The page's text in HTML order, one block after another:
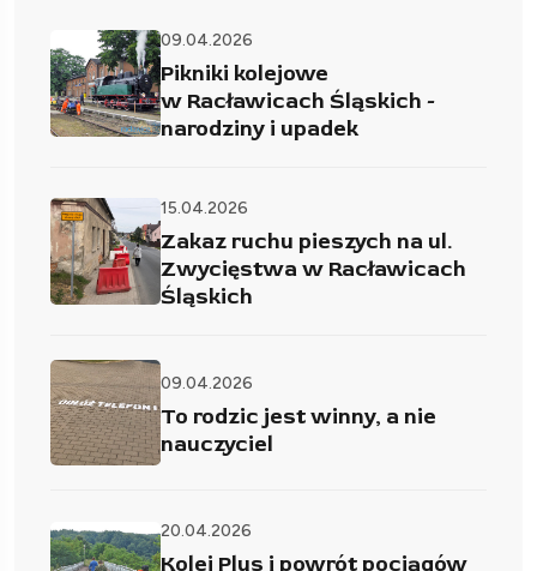
09.04.2026
Pikniki kolejowe
w Racławicach Śląskich -
narodziny i upadek
15.04.2026
Zakaz ruchu pieszych na ul.
Zwycięstwa w Racławicach
Śląskich
09.04.2026
To rodzic jest winny, a nie
nauczyciel
20.04.2026
Kolej Plus i powrót pociągów